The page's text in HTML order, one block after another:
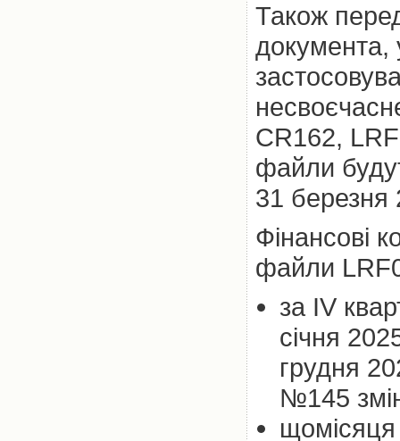
Також
документа,
CR162,
файли
31 березня
Фінансові
файли
за IV
січня
грудня
№145
щомісяця